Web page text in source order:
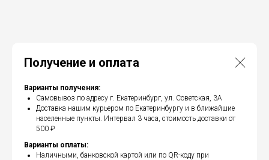
Получение и оплата
Варианты получения:
Самовывоз по адресу г. Екатеринбург, ул. Советская, 3А
Доставка нашим курьером по Екатеринбургу и в ближайшие
населенные пункты. Интервал 3 часа, стоимость доставки от
500 ₽
Варианты оплаты:
Наличными, банковской картой или по QR-коду при